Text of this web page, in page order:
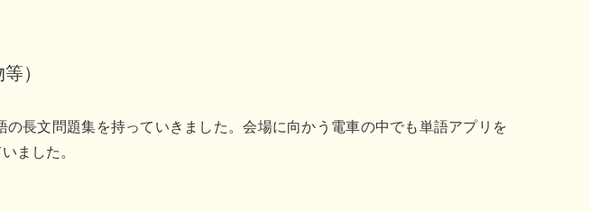
）
長文問題集を持っていきました。会場に向かう電車の中でも単語アプリを
ました。